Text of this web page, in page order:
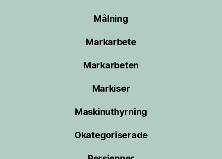
Målning
Markarbete
Markarbeten
Markiser
Maskinuthyrning
Okategoriserade